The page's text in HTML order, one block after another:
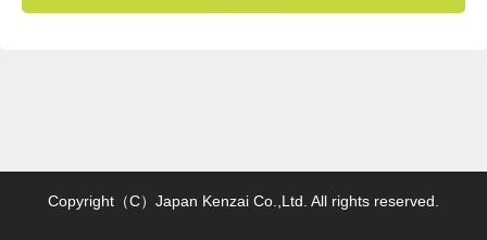
Copyright（C）Japan Kenzai Co.,Ltd. All rights reserved.